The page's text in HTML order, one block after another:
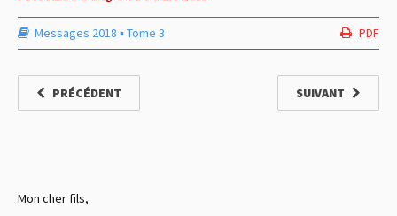
Messages 2018 ▪︎Tome 3 PDF
PRÉCÉDENT SUIVANT
Mon cher fils,